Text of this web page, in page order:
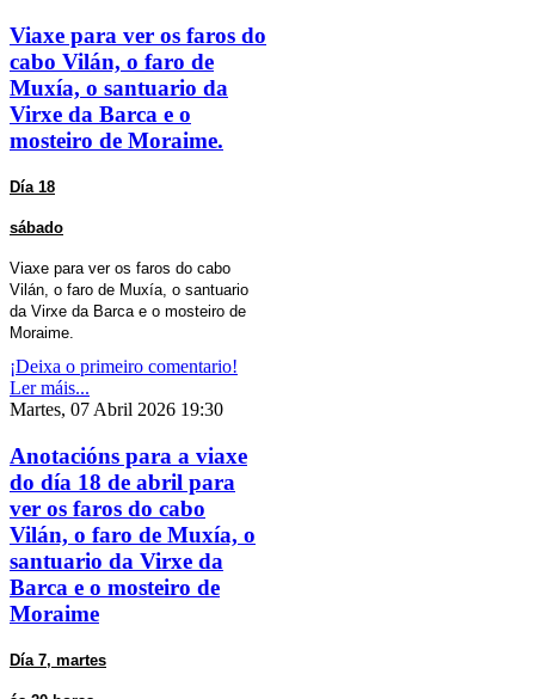
Viaxe para ver os faros do
cabo Vilán, o faro de
Muxía, o santuario da
Virxe da Barca e o
mosteiro de Moraime.
Día 18
sábado
Viaxe para ver os faros do cabo
Vilán, o faro de Muxía, o santuario
da Virxe da Barca e o mosteiro de
Moraime.
¡Deixa o primeiro comentario!
Ler máis...
Martes, 07 Abril 2026 19:30
Anotacións para a viaxe
do día 18 de abril para
ver os faros do cabo
Vilán, o faro de Muxía, o
santuario da Virxe da
Barca e o mosteiro de
Moraime
Día 7, martes